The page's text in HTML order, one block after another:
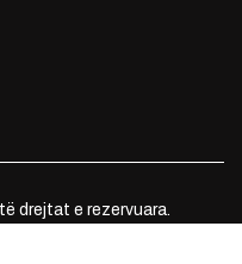
drejtat e rezervuara.